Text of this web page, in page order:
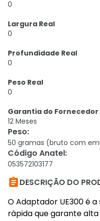
0
Largura Real
0
Profundidade Real
0
Peso Real
0
Garantia do Fornecedor
12 Meses
Peso:
50 gramas (bruto com
Código Anatel:
053572103177
DESCRIÇÃO DO
O Adaptador UE300 é a
rápida que garante